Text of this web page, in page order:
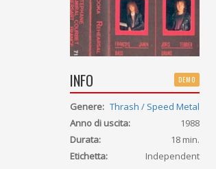
INFO DEMO
Genere: Thrash / Speed Metal
Anno di uscita:
1988
Durata:
18 min.
Etichetta:
Independent